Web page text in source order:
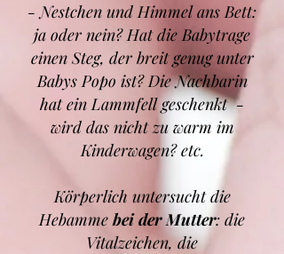
- Nestchen und Himmel ans Bett:
ja oder nein? Hat die Babytrage
einen Steg, der breit genug unter
Babys Popo ist? Die Nachbarin
hat ein Lammfell geschenkt -
wird das nicht zu warm im
Kinderwagen? etc.
Körperlich untersucht die
Hebammebei der Mutter: die
Vitalzeichen, die